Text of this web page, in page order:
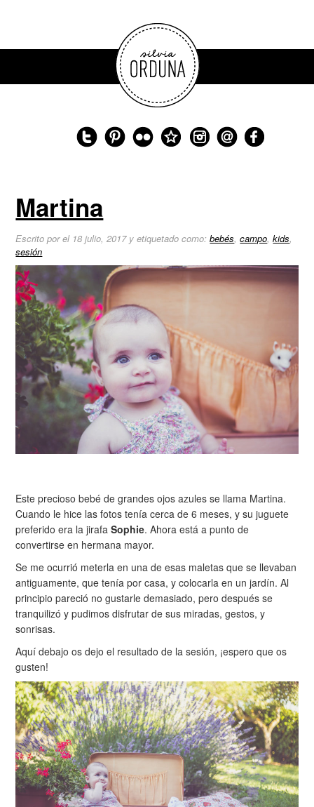
Martina
Escrito por el 18 julio, 2017 y etiquetado como:bebés,campo,kids,
sesión
Este precioso bebé de grandes ojos azules se llama Martina.
Cuando le hice las fotos tenía cerca de 6 meses, y su juguete
preferido era la jirafaSophie. Ahora está a punto de
convertirse en hermana mayor.
Se me ocurrió meterla en una de esas maletas que se llevaban
antiguamente, que tenía por casa, y colocarla en un jardín. Al
principio pareció no gustarle demasiado, pero después se
tranquilizó y pudimos disfrutar de sus miradas, gestos, y
sonrisas.
Aquí debajo os dejo el resultado de la sesión, ¡espero que os
gusten!